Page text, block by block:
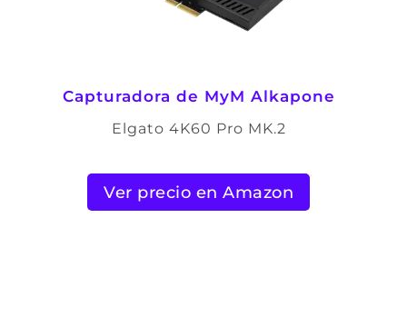
Capturadora de MyM Alkapone
Elgato 4K60 Pro MK.2
Ver precio en Amazon